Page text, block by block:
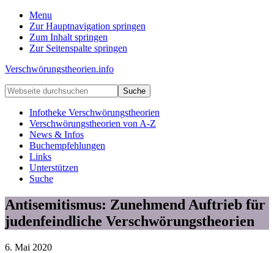
Menu
Zur Hauptnavigation springen
Zum Inhalt springen
Zur Seitenspalte springen
Verschwörungstheorien.info
Beiträge
zu
Merkmalen,
Funktionen
Risiken
konspirationistischen
Denkens
Webseite
durchsuchen
Infotheke Verschwörungstheorien
Verschwörungstheorien von A-Z
News & Infos
Buchempfehlungen
Links
Unterstützen
Suche
Antisemitismus: Zunehmend Auftrieb für
judenfeindliche Verschwörungstheorien
6. Mai 2020